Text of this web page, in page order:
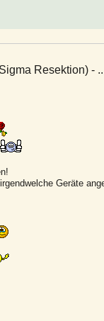
Resektion) -
Geräte